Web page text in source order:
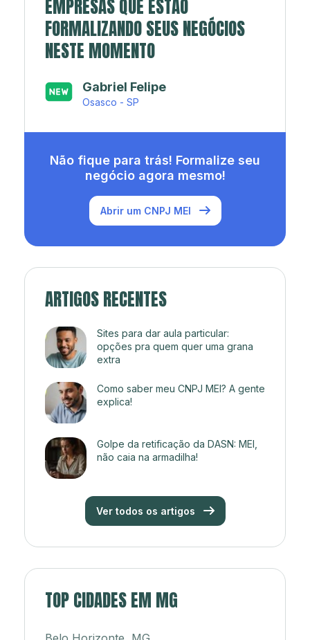
EMPRESAS QUE ESTÃO
FORMALIZANDO SEUS NEGÓCIOS
NESTE MOMENTO
Japa’s açaí e sorveteria
Rio de Janeiro - RJ
Não fique para trás! Formalize seu
negócio agora mesmo!
Abrir um CNPJ MEI
ARTIGOS RECENTES
Sites para dar aula particular:
opções pra quem quer uma grana
extra
Como saber meu CNPJ MEI? A gente
explica!
Golpe da retificação da DASN: MEI,
não caia na armadilha!
Ver todos os artigos
TOP CIDADES EM MG